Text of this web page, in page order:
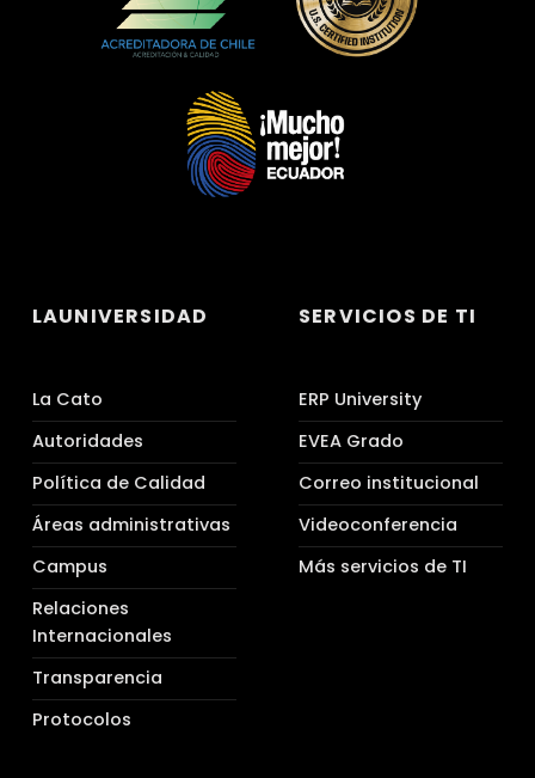
LAUNIVERSIDAD
La Cato
Autoridades
Política de Calidad
Áreas administrativas
Campus
Relaciones
Internacionales
Transparencia
Protocolos
SERVICIOS DE TI
ERP University
EVEA Grado
Correo institucional
Videoconferencia
Más servicios de TI